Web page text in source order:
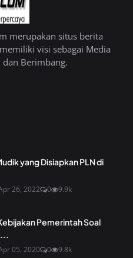
merupakan situs berita
visi sebagai Media
Berimbang.
yang Disiapkan PLN di
26, 2022 0 9.9k
Pemerintah Soal
05, 2020 0 9.8k